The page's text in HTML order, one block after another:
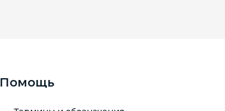
Помощь